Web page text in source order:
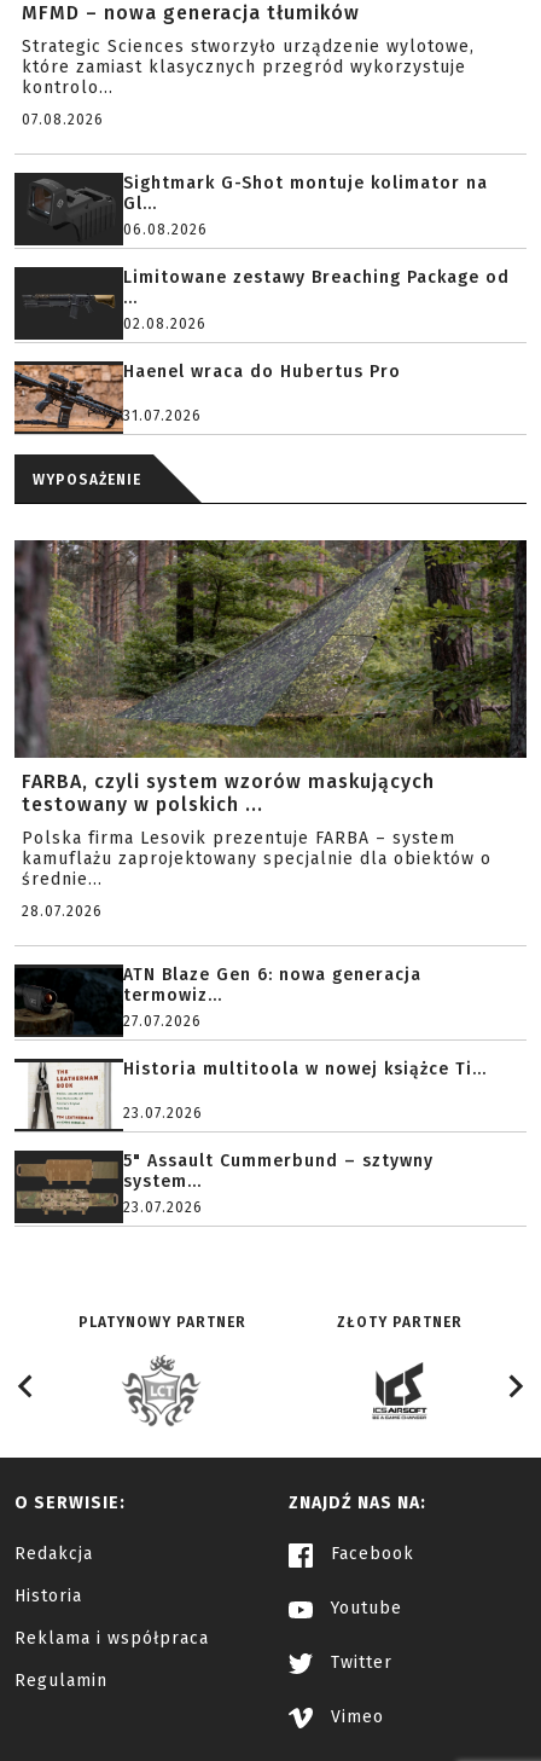
MFMD – nowa generacja tłumików
Strategic Sciences stworzyło urządzenie wylotowe,
które zamiast klasycznych przegród wykorzystuje
kontrolo...
07.08.2026
Sightmark G-Shot montuje kolimator na
Gl...
06.08.2026
Limitowane zestawy Breaching Package od
...
02.08.2026
Haenel wraca do Hubertus Pro
31.07.2026
WYPOSAŻENIE
FARBA, czyli system wzorów maskujących
testowany w polskich ...
Polska firma Lesovik prezentuje FARBA – system
kamuflażu zaprojektowany specjalnie dla obiektów o
średnie...
28.07.2026
ATN Blaze Gen 6: nowa generacja
termowiz...
27.07.2026
Historia multitoola w nowej książce Ti...
23.07.2026
5" Assault Cummerbund – sztywny
system...
23.07.2026
PLATYNOWY PARTNER ZŁOTY PARTNER
O SERWISIE:
Redakcja
Historia
Reklama i współpraca
Regulamin
ZNAJDŹ NAS NA:
Facebook
Youtube
Twitter
Vimeo